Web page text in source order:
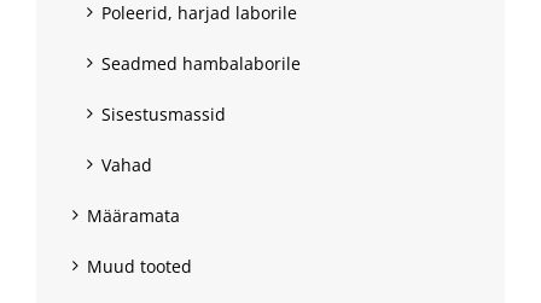
Poleerid, harjad laborile
Seadmed hambalaborile
Sisestusmassid
Vahad
Määramata
Muud tooted